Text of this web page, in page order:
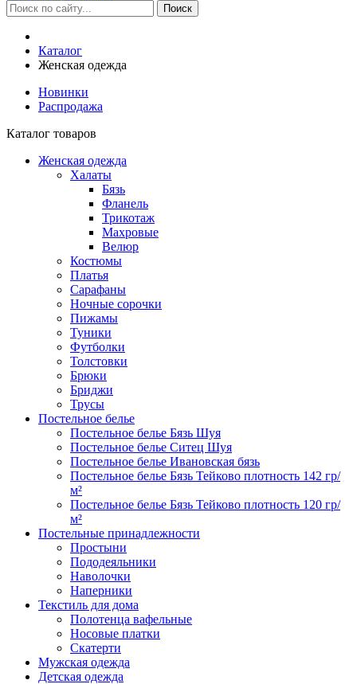
Каталог
Женская одежда
Новинки
Распродажа
Каталог товаров
Женская одежда
Халаты
Бязь
Фланель
Трикотаж
Махровые
Велюр
Костюмы
Платья
Сарафаны
Ночные сорочки
Пижамы
Туники
Футболки
Толстовки
Брюки
Бриджи
Трусы
Постельное белье
Постельное белье Бязь Шуя
Постельное белье Ситец Шуя
Постельное белье Ивановская бязь
Постельное белье Бязь Тейково плотность 142 гр/
м²
Постельное белье Бязь Тейково плотность 120 гр/
м²
Постельные принадлежности
Простыни
Пододеяльники
Наволочки
Наперники
Текстиль для дома
Полотенца вафельные
Носовые платки
Скатерти
Мужская одежда
Детская одежда